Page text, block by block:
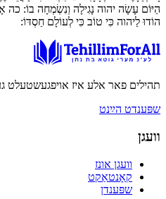
הַיּוֹם עָשָׂה יהוה נָגִילָה וְנִשְׂמְחָה בוֹ: כה
הוֹדוּ לַיהוה כִּי טוֹב כִּי לְעוֹלָם חַסְדּוֹ:
תהילים פאר אלע איז אויפגעשטעלט
שפּענדט הײַנט
וועגן
וועגן אונז
קאָנטאַקט
שפּענדן